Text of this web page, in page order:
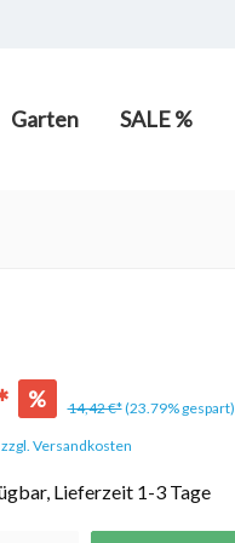
Garten SALE %
% 14,42 €*(23.79% gespart)
Versandkosten
Lieferzeit 1-3 Tage